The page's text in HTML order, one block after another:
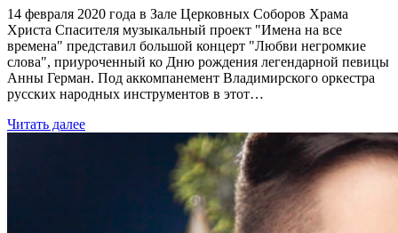
14 февраля 2020 года в Зале Церковных Соборов Храма
Христа Спасителя музыкальный проект "Имена на все
времена" представил большой концерт "Любви негромкие
слова", приуроченный ко Дню рождения легендарной певицы
Анны Герман. Под аккомпанемент Владимирского оркестра
русских народных инструментов в этот…
Читать далее